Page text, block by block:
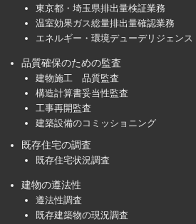
東京都・埼玉県排出量検証業務
温室効果ガス総量排出量確認業務
エネルギー・環境デューデリジェンス
品質確保のための監査
建物施工 品質監査
構造計算書妥当性監査
工事再開監査
建築設備のコミッショニング
既存住宅の調査
既存住宅状況調査
建物の遵法性
遵法性調査
既存建築物の現況調査